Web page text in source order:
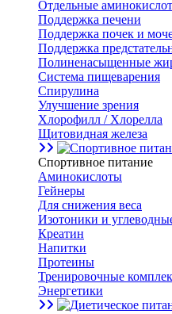
Отдельные
Поддержка печени
Поддержка почек и
Поддержка
Полиненасыщенные
Система пищеварения
Спирулина
Улучшение зрения
Хлорофилл / Хлорелла
Щитовидная железа
Спортивное питание
Аминокислоты
Гейнеры
Для снижения веса
Изотоники и
Креатин
Напитки
Протеины
Тренировочные
Энергетики